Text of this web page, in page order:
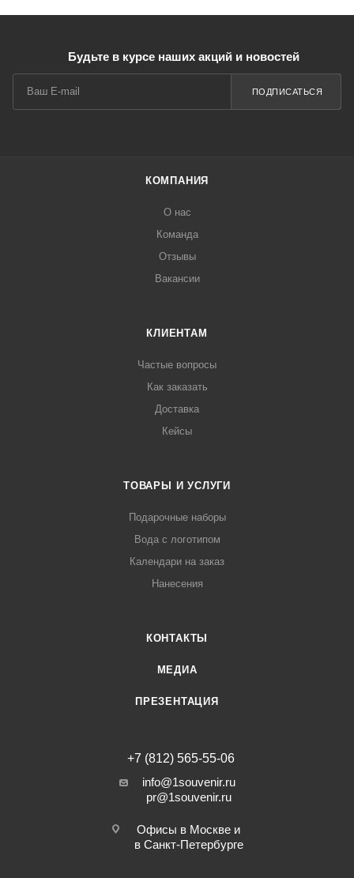
Будьте в курсе наших акций и новостей
ПОДПИСАТЬСЯ
КОМПАНИЯ
О нас
Команда
Отзывы
Вакансии
КЛИЕНТАМ
Частые вопросы
Как заказать
Доставка
Кейсы
ТОВАРЫ И УСЛУГИ
Подарочные наборы
Вода с логотипом
Календари на заказ
Нанесения
КОНТАКТЫ
МЕДИА
ПРЕЗЕНТАЦИЯ
+7 (812) 565-55-06
info@1souvenir.ru
pr@1souvenir.ru
Офисы в Москве и
в Санкт-Петербурге